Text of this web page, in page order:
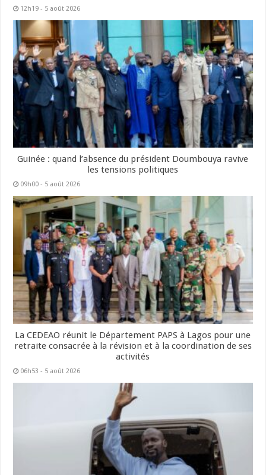
12h19 - 5 août 2026
Guinée : quand l’absence du président Doumbouya ravive
les tensions politiques
09h00 - 5 août 2026
La CEDEAO réunit le Département PAPS à Lagos pour une
retraite consacrée à la révision et à la coordination de ses
activités
06h53 - 5 août 2026